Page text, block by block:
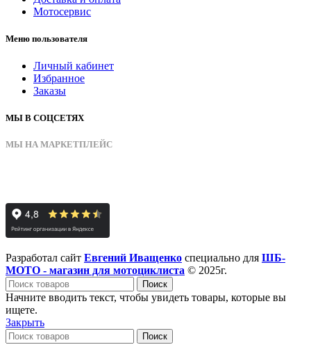
Мотосервис
Меню пользователя
Личный кабинет
Избранное
Заказы
МЫ В СОЦСЕТЯХ
МЫ НА МАРКЕТПЛЕЙС
Разработал сайт Евгений Иващенко специально для ШБ-
МОТО - магазин для мотоциклиста © 2025г.
Поиск
Начните вводить текст, чтобы увидеть товары, которые вы
ищете.
Закрыть
Поиск